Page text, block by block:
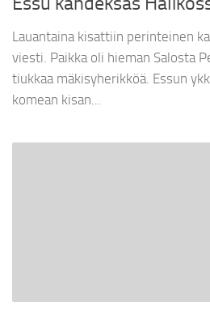
Lauantaina kisattiin perinteinen
viesti. Paikka oli hieman Salosta
tiukkaa mäkisyherikköä. Essun
komean kisan...